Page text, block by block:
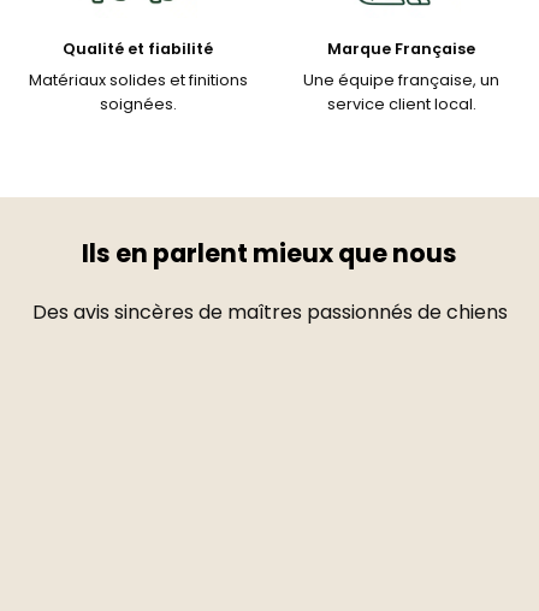
Qualité et fiabilité
Matériaux solides et finitions
soignées.
Marque Française
Une équipe française, un
service client local.
Ils en parlent mieux que nous
Des avis sincères de maîtres passionnés de chiens